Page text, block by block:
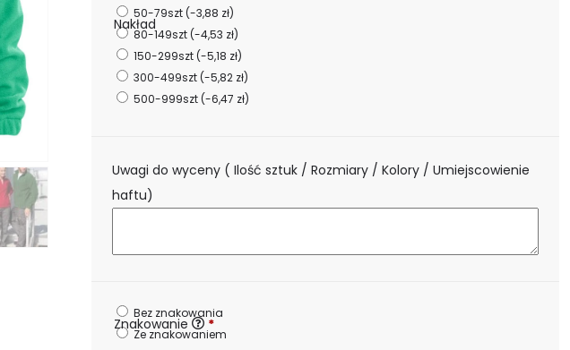
Nakład
50-79szt(-3,88 zł)
80-149szt(-4,53 zł)
150-299szt(-5,18 zł)
300-499szt(-5,82 zł)
500-999szt(-6,47 zł)
Uwagi do wyceny ( Ilość sztuk / Rozmiary / Kolory / Umiejscowienie
haftu)
Znakowanie *
Bez znakowania
Ze znakowaniem